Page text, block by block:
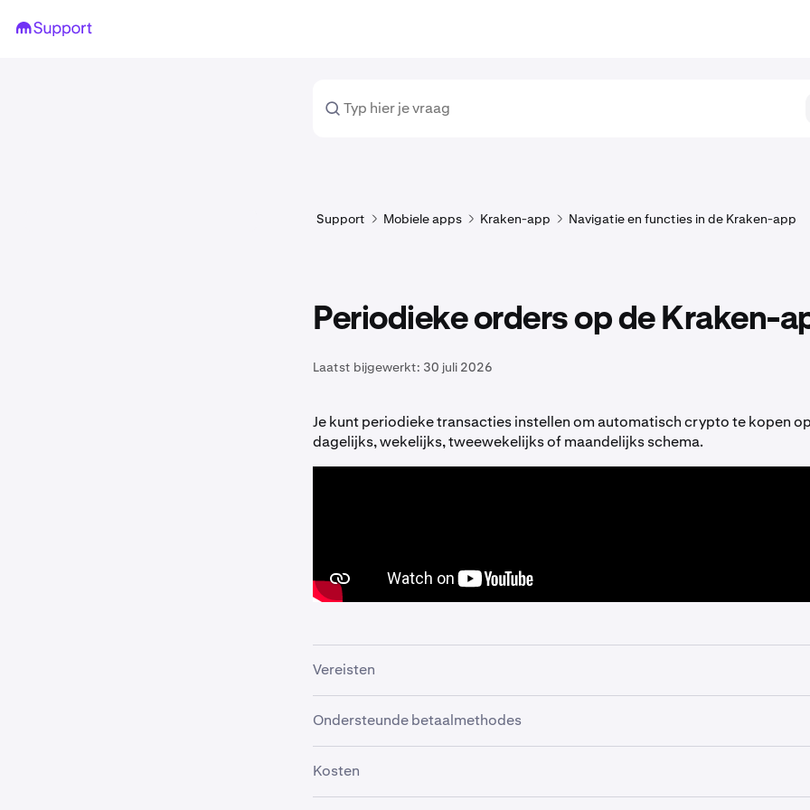
Support Mobiele apps Kraken-app Navigatie en functies in de Kraken-app
Periodieke orders op de Kraken-
Laatst bijgewerkt: 30 juli 2026
Je kunt periodieke transacties instellen om automatisch crypto te kopen
dagelijks, wekelijks, tweewekelijks of maandelijks schema.
Vereisten
Om een terugkerende order in te stellen, moet je account geverifieerd zijn
Ondersteunde betaalmethodes
Het is mogelijk om een periodieke order in te stellen met:
Kosten